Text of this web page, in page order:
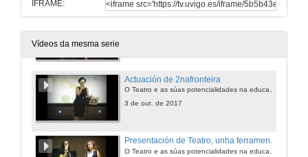
IFRAME:
Vídeos da mesma serie
Que facemos co teatro?
Actuación de 2nafronteira
O Teatro e as súas potencialidades na educación infantil
3 de out. de 2017
Presentación de Teatro, unha ferramenta imprescindible no ensino